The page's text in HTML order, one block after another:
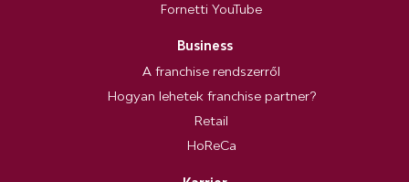
Fornetti YouTube
Business
A franchise rendszerről
Hogyan lehetek franchise partner?
Retail
HoReCa